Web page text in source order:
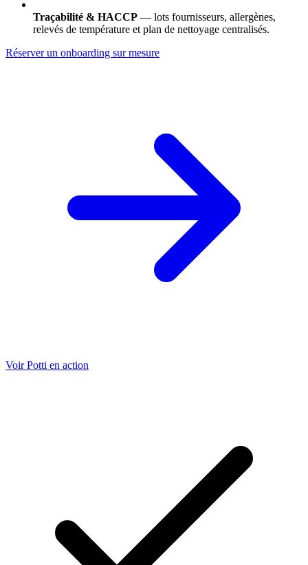
Traçabilité & HACCP — lots fournisseurs, allergènes,
relevés de température et plan de nettoyage centralisés.
Réserver un onboarding sur mesure
Voir Potti en action